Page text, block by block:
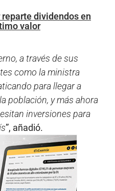
dividendos en
valor
a través de sus
como la ministra
para llegar a
población, y más ahora
inversiones para
”, añadió.